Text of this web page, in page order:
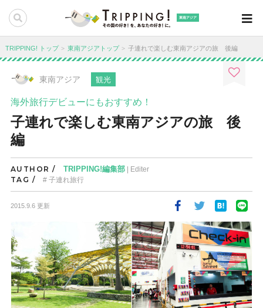
東南アジア
TRIPPING! トップ 東南アジアトップ 子連れで楽しむ東南アジアの旅 後編
東南アジア 観光
海外旅行デビューにもおすすめ！
子連れで楽しむ東南アジアの旅 後
編
AUTHOR / TRIPPING!編集部| Editer
TAG / 子連れ旅行
2015.9.6 更新